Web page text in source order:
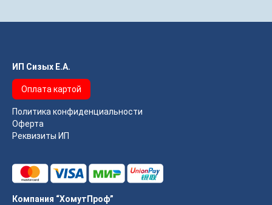
ИП Сизых Е.А.
Оплата картой
Политика конфиденциальности
Оферта
Реквизиты ИП
Компания “ХомутПроф”